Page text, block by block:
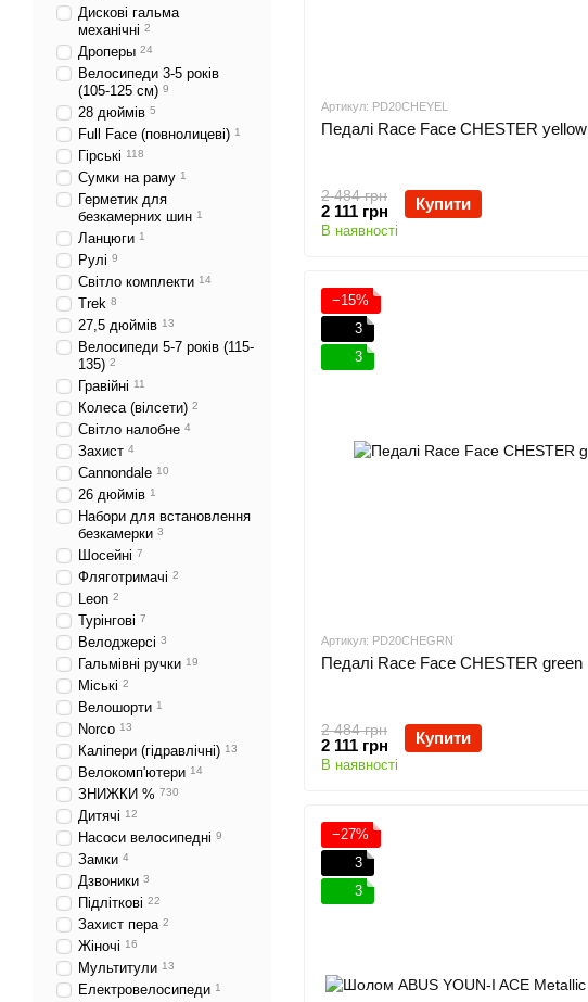
Артикул: PD20CHEYEL
Педалі Race Face CHESTER yellow
2 484 грн
2 111 грн Купити
В наявності
−15%
3
3
Артикул: PD20CHEGRN
Педалі Race Face CHESTER green
2 484 грн
2 111 грн Купити
В наявності
−27%
3
3
Дискові гальма
механічні 2
Дроперы 24
Велосипеди 3-5 років
(105-125 см) 9
28 дюймів 5
Full Face (повнолицеві) 1
Гірські 118
Сумки на раму 1
Герметик для
безкамерних шин 1
Ланцюги 1
Рулі 9
Світло комплекти 14
Trek 8
27,5 дюймів 13
Велосипеди 5-7 років (115-
135) 2
Гравійні 11
Колеса (вілсети) 2
Світло налобне 4
Захист 4
Cannondale 10
26 дюймів 1
Набори для встановлення
безкамерки 3
Шосейні 7
Фляготримачі 2
Leon 2
Турінгові 7
Велоджерсі 3
Гальмівні ручки 19
Міські 2
Велошорти 1
Norco 13
Каліпери (гідравлічні) 13
Велокомп'ютери 14
ЗНИЖКИ % 730
Дитячі 12
Насоси велосипедні 9
Замки 4
Дзвоники 3
Підліткові 22
Захист пера 2
Жіночі 16
Мультитули 13
Електровелосипеди 1